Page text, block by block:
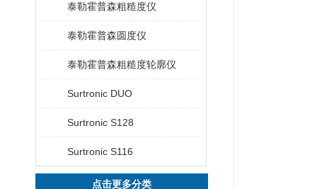
泰勒霍普森粗糙度仪
泰勒霍普森圆度仪
泰勒霍普森粗糙度轮廓仪
Surtronic DUO
Surtronic S128
Surtronic S116
点击更多分类